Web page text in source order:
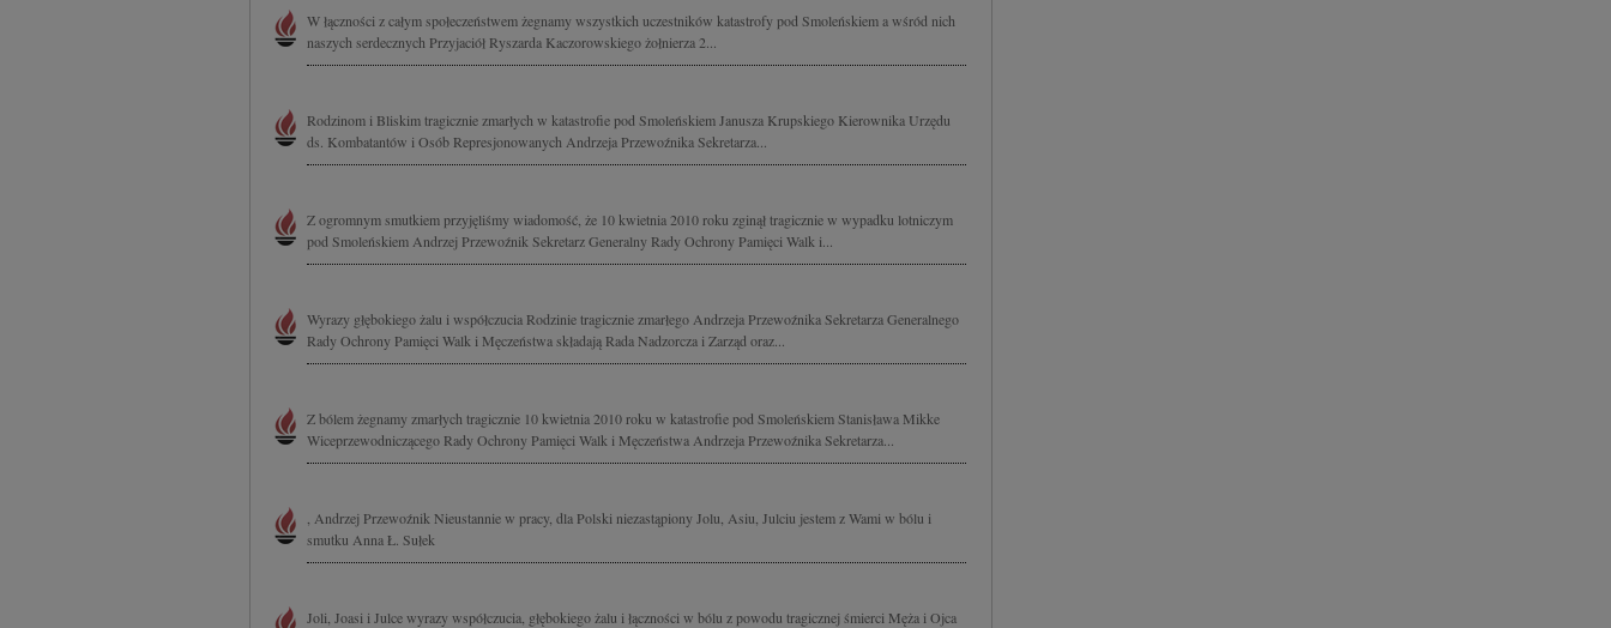
W łączności z całym społeczeństwem żegnamy wszystkich uczestników katastrofy pod Smoleńskiem a wśród nich
naszych serdecznych Przyjaciół Ryszarda Kaczorowskiego żołnierza 2...
Rodzinom i Bliskim tragicznie zmarłych w katastrofie pod Smoleńskiem Janusza Krupskiego Kierownika Urzędu
ds. Kombatantów i Osób Represjonowanych Andrzeja Przewoźnika Sekretarza...
Z ogromnym smutkiem przyjęliśmy wiadomość, że 10 kwietnia 2010 roku zginął tragicznie w wypadku lotniczym
pod Smoleńskiem Andrzej Przewoźnik Sekretarz Generalny Rady Ochrony Pamięci Walk i...
Wyrazy głębokiego żalu i współczucia Rodzinie tragicznie zmarłego Andrzeja Przewoźnika Sekretarza Generalnego
Rady Ochrony Pamięci Walk i Męczeństwa składają Rada Nadzorcza i Zarząd oraz...
Z bólem żegnamy zmarłych tragicznie 10 kwietnia 2010 roku w katastrofie pod Smoleńskiem Stanisława Mikke
Wiceprzewodniczącego Rady Ochrony Pamięci Walk i Męczeństwa Andrzeja Przewoźnika Sekretarza...
, Andrzej Przewoźnik Nieustannie w pracy, dla Polski niezastąpiony Jolu, Asiu, Julciu jestem z Wami w bólu i
smutku Anna Ł. Sułek
Joli, Joasi i Julce wyrazy współczucia, głębokiego żalu i łączności w bólu z powodu tragicznej śmierci Męża i Ojca